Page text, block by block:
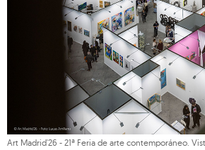
Art Madrid'26 - 21ª Feria de arte contemporáneo.